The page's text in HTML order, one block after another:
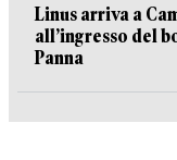
Linus arriva a
all’ingresso del
Panna